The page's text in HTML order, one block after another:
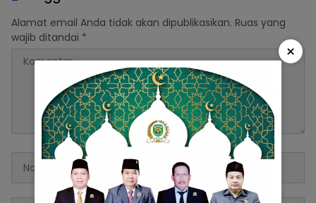
Alamat email Anda tidak akan dipublikasikan. Ruas yang
wajib ditandai *
×